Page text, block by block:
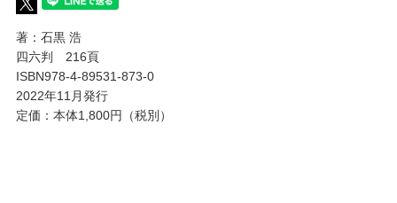
著：石黒 浩
四六判 216頁
ISBN978-4-89531-873-0
2022年11月発行
定価：本体1,800円（税別）